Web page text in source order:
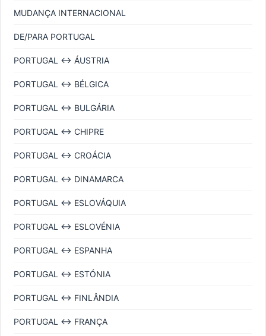
MUDANÇA INTERNACIONAL
DE/PARA PORTUGAL
PORTUGAL ↔ ÁUSTRIA
PORTUGAL ↔ BÉLGICA
PORTUGAL ↔ BULGÁRIA
PORTUGAL ↔ CHIPRE
PORTUGAL ↔ CROÁCIA
PORTUGAL ↔ DINAMARCA
PORTUGAL ↔ ESLOVÁQUIA
PORTUGAL ↔ ESLOVÉNIA
PORTUGAL ↔ ESPANHA
PORTUGAL ↔ ESTÓNIA
PORTUGAL ↔ FINLÂNDIA
PORTUGAL ↔ FRANÇA